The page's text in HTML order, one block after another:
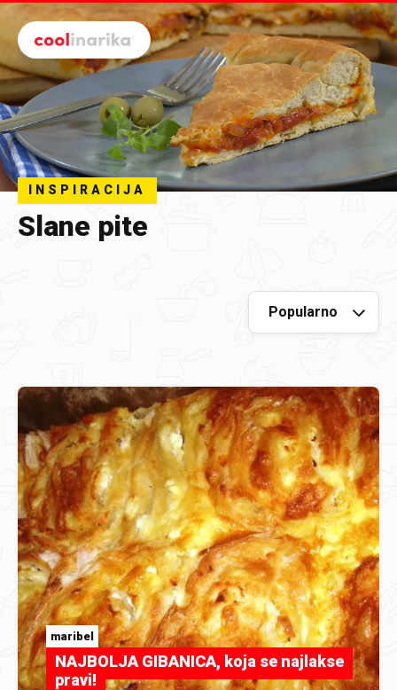
Preskoči na glavni sadržaj
INSPIRACIJA
Slane pite
maribel
NAJBOLJA GIBANICA, koja se najlakse
pravi!